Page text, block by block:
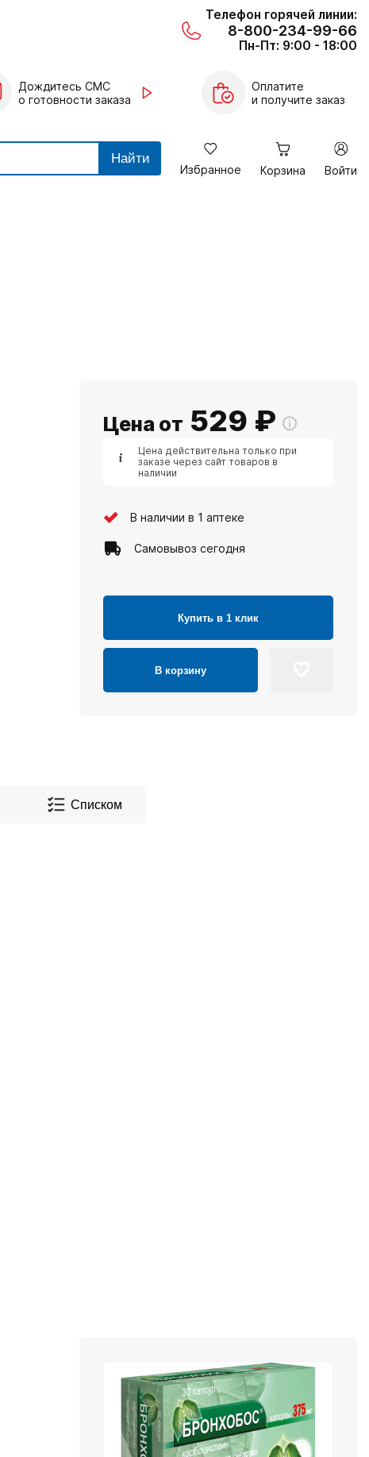
Телефон горячей линии:
8-800-234-99-66
Пн-Пт: 9:00 - 18:00
Дождитесь СМС
о готовности заказа
Оплатите
и получите заказ
Найти
Избранное Корзина Войти
Цена от 529 ₽
Цена действительна только при
заказе через сайт товаров в
наличии
В наличии в 1 аптеке
Самовывоз сегодня
Купить в 1 клик
В корзину
Списком